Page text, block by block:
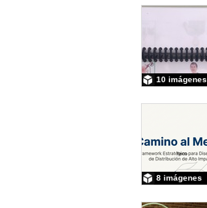
10 imágenes
8 imágenes